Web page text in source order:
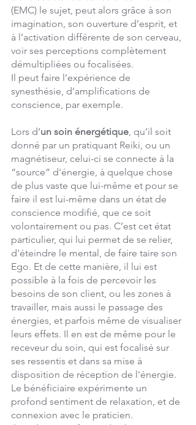
(EMC) le sujet, peut alors grâce à son
imagination, son ouverture d’esprit, et
à l’activation différente de son cerveau,
voir ses perceptions complètement
démultipliées ou focalisées.
Il peut faire l’expérience de
synesthésie, d’amplifications de
conscience, par exemple.
Lors d’un soin énergétique, qu’il soit
donné par un pratiquant Reiki, ou un
magnétiseur, celui-ci se connecte à la
“source” d'énergie, à quelque chose
de plus vaste que lui-même et pour se
faire il est lui-même dans un état de
conscience modifié, que ce soit
volontairement ou pas. C’est cet état
particulier, qui lui permet de se relier,
d'éteindre le mental, de faire taire son
Ego. Et de cette manière, il lui est
possible à la fois de percevoir les
besoins de son client, ou les zones à
travailler, mais aussi le passage des
énergies, et parfois même de visualiser
leurs effets. Il en est de même pour le
receveur du soin, qui est focalisé sur
ses ressentis et dans sa mise à
disposition de réception de l'énergie.
Le bénéficiaire expérimente un
profond sentiment de relaxation, et de
connexion avec le praticien.